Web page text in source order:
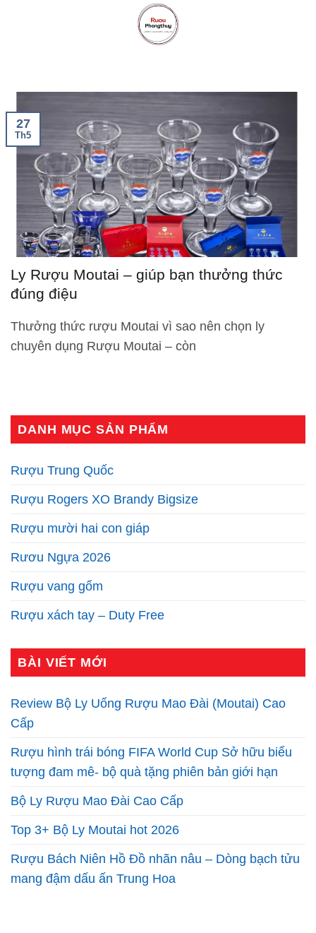
Ly Rượu Moutai – giúp bạn thưởng thức
đúng điệu
Thưởng thức rượu Moutai vì sao nên chọn ly
chuyên dụng Rượu Moutai – còn
27
Th5
DANH MỤC SẢN PHẨM
Rượu Trung Quốc
Rượu Rogers XO Brandy Bigsize
Rượu mười hai con giáp
Rươu Ngựa 2026
Rượu vang gốm
Rượu xách tay – Duty Free
BÀI VIẾT MỚI
Review Bộ Ly Uống Rượu Mao Đài (Moutai) Cao
Cấp
Rượu hình trái bóng FIFA World Cup Sở hữu biểu
tượng đam mê- bộ quà tặng phiên bản giới hạn
Bộ Ly Rượu Mao Đài Cao Cấp
Top 3+ Bộ Ly Moutai hot 2026
Rượu Bách Niên Hồ Đồ nhãn nâu – Dòng bạch tửu
mang đậm dấu ấn Trung Hoa